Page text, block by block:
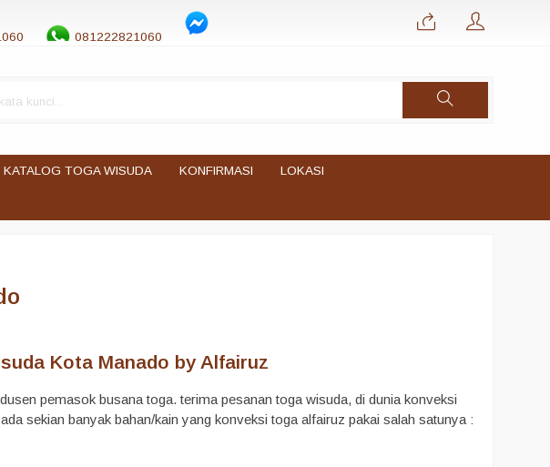
081222821060
KATALOG TOGA WISUDA KONFIRMASI LOKASI
Kota Manado by Alfairuz
pemasok busana toga. terima pesanan toga wisuda, di dunia konveksi
sekian banyak bahan/kain yang konveksi toga alfairuz pakai salah satunya :